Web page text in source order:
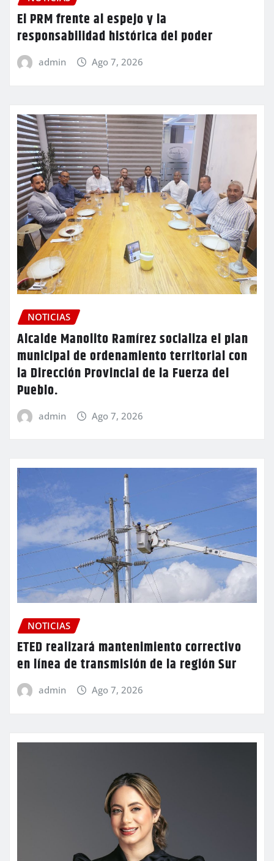
El PRM frente al espejo y la
responsabilidad histórica del poder
admin Ago 7, 2026
NOTICIAS
Alcalde Manolito Ramírez socializa el plan
municipal de ordenamiento territorial con
la Dirección Provincial de la Fuerza del
Pueblo.
admin Ago 7, 2026
NOTICIAS
ETED realizará mantenimiento correctivo
en línea de transmisión de la región Sur
admin Ago 7, 2026